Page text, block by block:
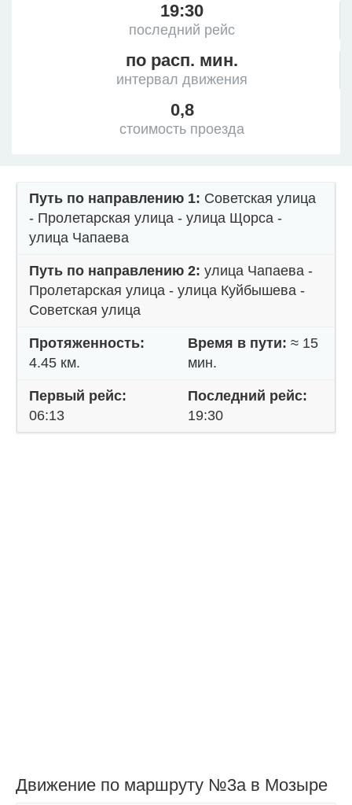
19:30
последний рейс
по расп. мин.
интервал движения
0,8
стоимость проезда
Путь по направлению 1: Советская улица
- Пролетарская улица - улица Щорса -
улица Чапаева
Путь по направлению 2: улица Чапаева -
Пролетарская улица - улица Куйбышева -
Советская улица
Протяженность:
4.45 км.
Время в пути: ≈ 15
мин.
Первый рейс:
06:13
Последний рейс:
19:30
Движение по маршруту №3а в Мозыре